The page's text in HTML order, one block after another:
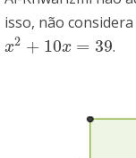
isso, não
x2 + 10x = 39
x2+10 x=39 .